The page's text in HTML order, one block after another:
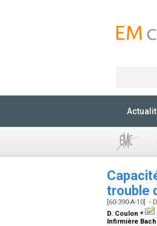
trouble
[60-390-A-10] -
D. Coulon ⁎
Infirmière